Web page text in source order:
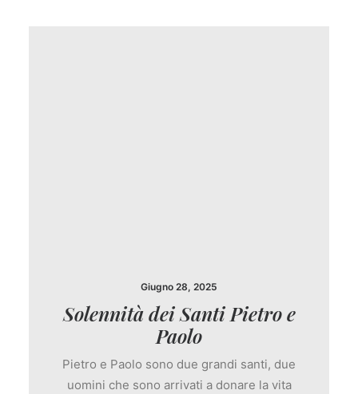
Giugno 28, 2025
Solennità dei Santi Pietro e
Paolo
Pietro e Paolo sono due grandi santi, due
uomini che sono arrivati a donare la vita